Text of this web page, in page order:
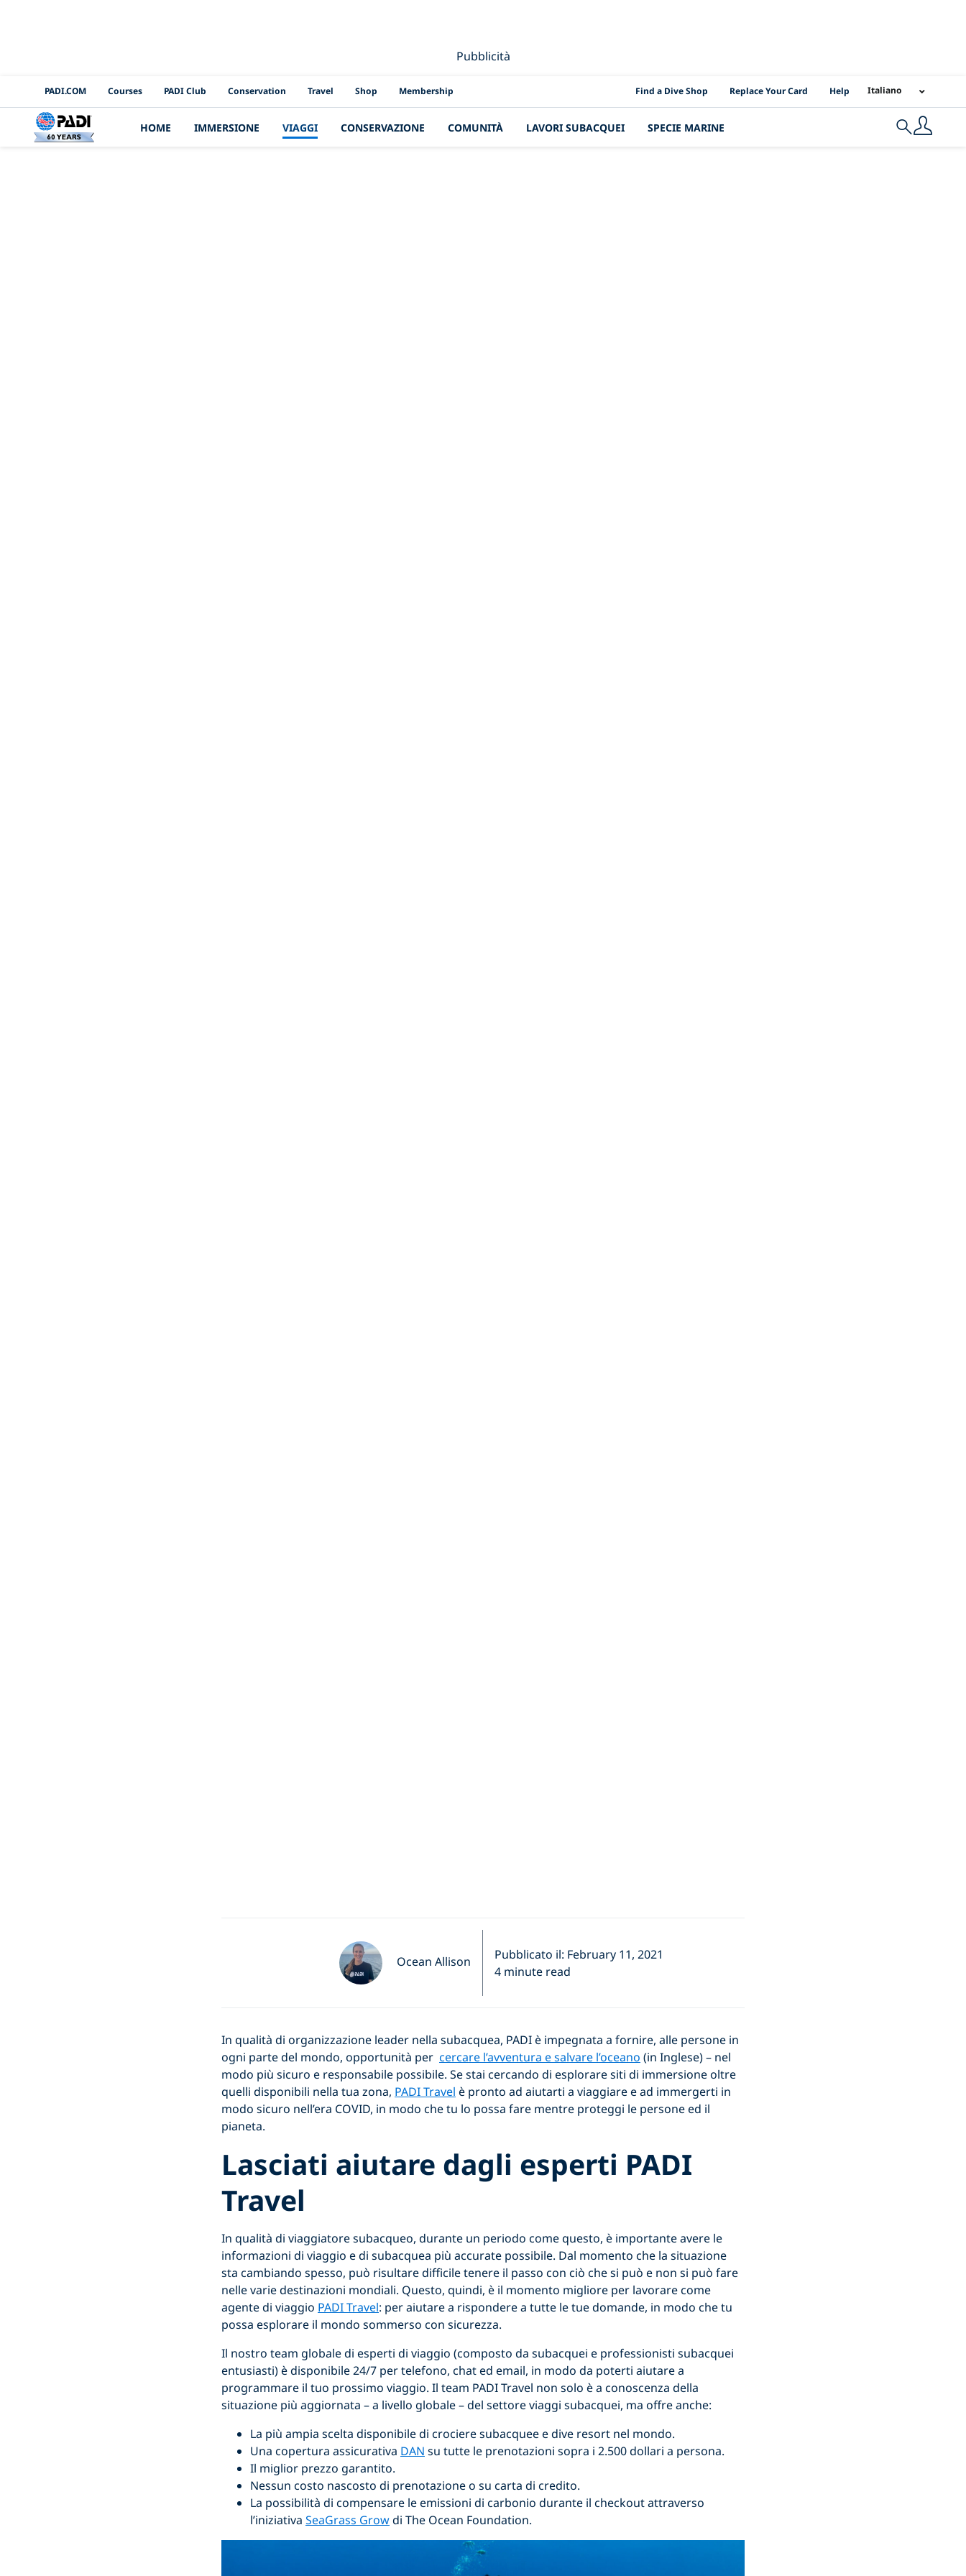
Pubblicità
PADI Channels
PADI.COM Courses PADI Club Conservation Travel Shop Membership PADI Location Links
Find a Dive Shop Replace Your Card Help Italiano
HOME IMMERSIONE VIAGGI CONSERVAZIONE COMUNITÀ LAVORI SUBACQUEI SPECIE MARINE Search
Ocean Allison
Pubblicato il: February 11, 2021
4 minute read
In qualità di organizzazione leader nella subacquea, PADI è impegnata a fornire, alle persone in
ogni parte del mondo, opportunità per cercare l’avventura e salvare l’oceano (in Inglese) – nel
modo più sicuro e responsabile possibile. Se stai cercando di esplorare siti di immersione oltre
quelli disponibili nella tua zona, PADI Travel è pronto ad aiutarti a viaggiare e ad immergerti in
modo sicuro nell’era COVID, in modo che tu lo possa fare mentre proteggi le persone ed il
pianeta.
Lasciati aiutare dagli esperti PADI
Travel
In qualità di viaggiatore subacqueo, durante un periodo come questo, è importante avere le
informazioni di viaggio e di subacquea più accurate possibile. Dal momento che la situazione
sta cambiando spesso, può risultare difficile tenere il passo con ciò che si può e non si può fare
nelle varie destinazioni mondiali. Questo, quindi, è il momento migliore per lavorare come
agente di viaggio PADI Travel: per aiutare a rispondere a tutte le tue domande, in modo che tu
possa esplorare il mondo sommerso con sicurezza.
Il nostro team globale di esperti di viaggio (composto da subacquei e professionisti subacquei
entusiasti) è disponibile 24/7 per telefono, chat ed email, in modo da poterti aiutare a
programmare il tuo prossimo viaggio. Il team PADI Travel non solo è a conoscenza della
situazione più aggiornata – a livello globale – del settore viaggi subacquei, ma offre anche:
La più ampia scelta disponibile di crociere subacquee e dive resort nel mondo.
Una copertura assicurativa DAN su tutte le prenotazioni sopra i 2.500 dollari a persona.
Il miglior prezzo garantito.
Nessun costo nascosto di prenotazione o su carta di credito.
La possibilità di compensare le emissioni di carbonio durante il checkout attraverso
l’iniziativa SeaGrass Growdi The Ocean Foundation.